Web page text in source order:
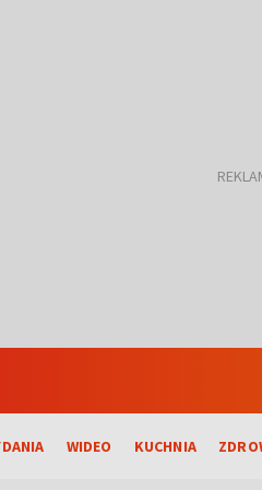
WIDEO KUCHNIA